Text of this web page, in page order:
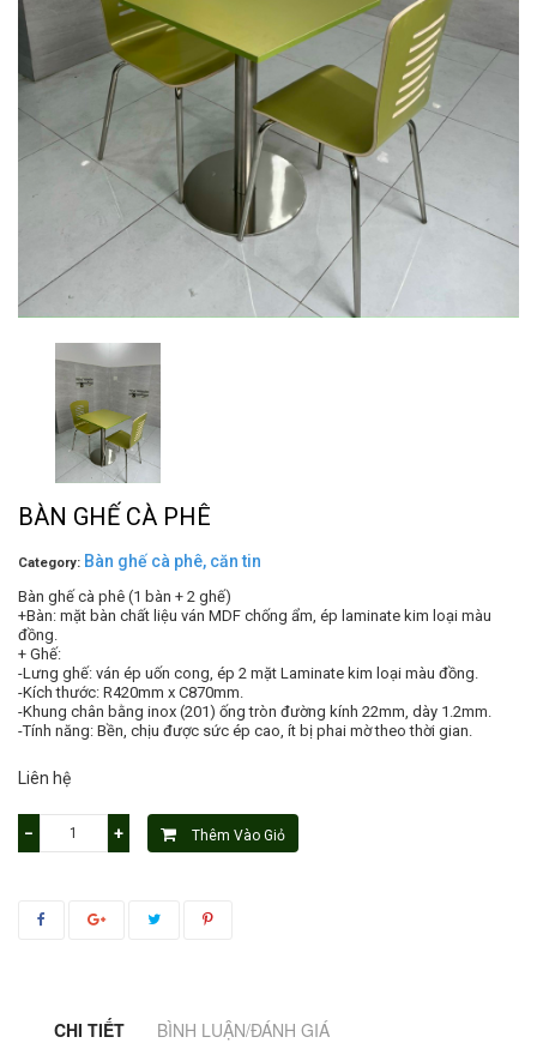
BÀN GHẾ CÀ PHÊ
Category: Bàn ghế cà phê, căn tin
Bàn ghế cà phê (1 bàn + 2 ghế)
+Bàn: mặt bàn chất liệu ván MDF chống ẩm, ép laminate kim loại màu
đồng.
+ Ghế:
-Lưng ghế: ván ép uốn cong, ép 2 mặt Laminate kim loại màu đồng.
-Kích thước: R420mm x C870mm.
-Khung chân bằng inox (201) ống tròn đường kính 22mm, dày 1.2mm.
-Tính năng: Bền, chịu được sức ép cao, ít bị phai mờ theo thời gian.
Liên hệ
− + Thêm Vào Giỏ
CHI TIẾT BÌNH LUẬN/ĐÁNH GIÁ